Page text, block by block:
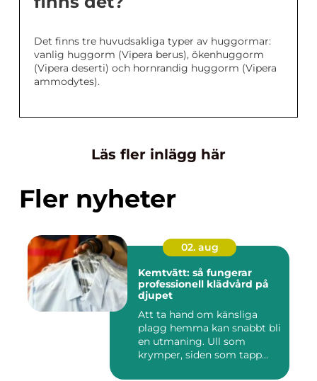
Det finns tre huvudsakliga typer av huggormar:
vanlig huggorm (Vipera berus), ökenhuggorm
(Vipera deserti) och hornrandig huggorm (Vipera
ammodytes).
Läs fler inlägg här
Fler nyheter
02. aug
Kemtvätt: så fungerar
professionell klädvård på
djupet
Att ta hand om känsliga
plagg hemma kan snabbt bli
en utmaning. Ull som
krymper, siden som tapp...